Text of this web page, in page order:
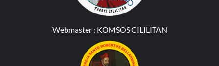
Webmaster : KOMSOS CILILITAN